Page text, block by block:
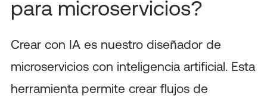
para microservicios?
Crear con IA es nuestro diseñador de
microservicios con inteligencia artificial. Esta
herramienta permite crear flujos de